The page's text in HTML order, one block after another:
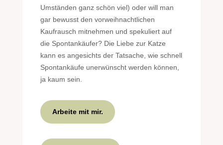
Umständen ganz schön viel) oder will man
gar bewusst den vorweihnachtlichen
Kaufrausch mitnehmen und spekuliert auf
die Spontankäufer? Die Liebe zur Katze
kann es angesichts der Tatsache, wie schnell
Spontankäufe unerwünscht werden können,
ja kaum sein.
Arbeite mit mir.